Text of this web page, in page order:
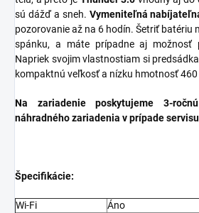
sú dážď a sneh. Vymeniteľná
pozorovanie až na 6 hodín. Šetriť batériu
spánku, a máte prípadne aj možnosť
Napriek svojim vlastnostiam si
kompaktnú veľkosť a nízku hmotnosť 460
Na zariadenie poskytujeme 3-
náhradného zariadenia v prípade
Špecifikácie:
Wi-Fi
Áno